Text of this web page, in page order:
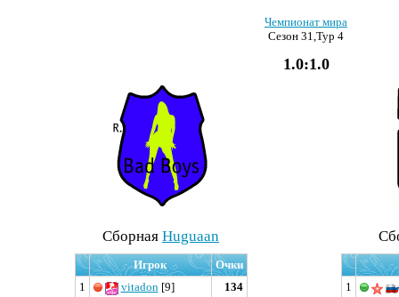
Чемпионат мира
Сезон 31,Тур 4
1.0:1.0
Cборная Huguaan
Игрок
Очки
1
vitadon[9] 134 1